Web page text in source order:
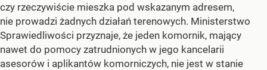
czy rzeczywiście mieszka pod wskazanym adresem,
nie prowadzi żadnych działań terenowych. Ministerstwo
Sprawiedliwości przyznaje, że jeden komornik, mający
nawet do pomocy zatrudnionych w jego kancelarii
asesorów i aplikantów komorniczych, nie jest w stanie